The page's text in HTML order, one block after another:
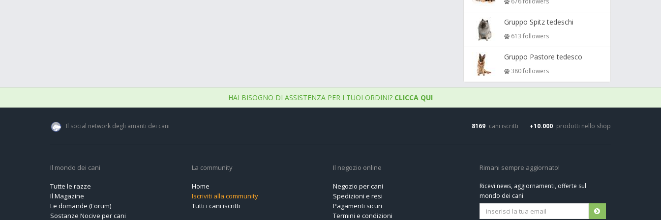
Gruppo Spitz tedeschi
613 followers
Gruppo Pastore tedesco
380 followers
HAI BISOGNO DI ASSISTENZA PER I TUOI ORDINI? CLICCA QUI
Il social network degli amanti dei cani 8169 cani iscritti +10.000 prodotti nello shop
Il mondo dei cani
Tutte le razze
Il Magazine
Le domande (Forum)
Sostanze Nocive per cani
La community
Home
Iscriviti alla community
Tutti i cani iscritti
Il negozio online
Negozio per cani
Spedizioni e resi
Pagamenti sicuri
Termini e condizioni
Rimani sempre aggiornato!
Ricevi news, aggiornamenti, offerte sul
mondo dei cani